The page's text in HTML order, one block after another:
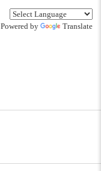
Powered by Translate